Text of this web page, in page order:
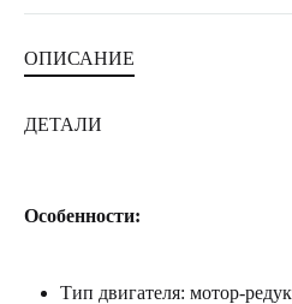
ОПИСАНИЕ
ДЕТАЛИ
Особенности:
Тип двигателя: мотор-